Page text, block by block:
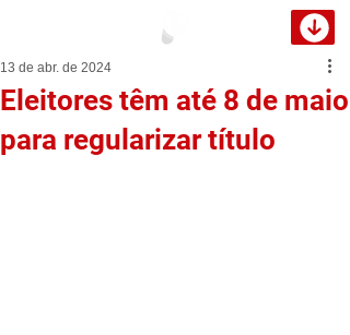
Eleitores têm até 8 de maio
para regularizar título
13 de abr. de 2024